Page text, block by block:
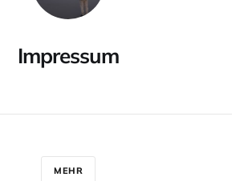
Impressum
MEHR